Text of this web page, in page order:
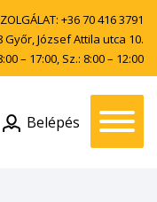
+36 70 416 3791
Győr, József Attila utca 10.
– 17:00, Sz.: 8:00 – 12:00
Belépés